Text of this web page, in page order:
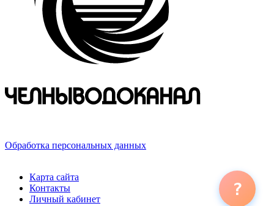
Обработка персональных данных
Карта сайта
Контакты
Личный кабинет
?